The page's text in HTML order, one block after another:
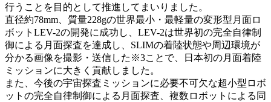
行うことを目的として推進してまいりました。
直径約78mm、質量228gの世界最小・最軽量の変形型月面ロ
ボットLEV-2の開発に成功し、LEV-2は世界初の完全自律制
御による月面探査を達成し、SLIMの着陸状態や周辺環境が
分かる画像を撮影・送信した※3ことで、日本初の月面着陸
ミッションに大きく貢献しました 。
また、今後の宇宙探査ミッションに必要不可欠な超小型ロボ
ットの完全自律制御による月面探査、複数ロボットによる同